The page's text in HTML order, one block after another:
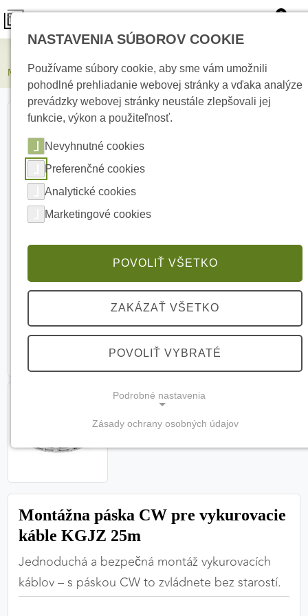
0
Montážna páska CW pre vykurovacie káble KGJZ 25m
Montážna páska CW pre vykurovacie
káble KGJZ 25m
Jednoduchá a bezpečná montáž vykurovacích
káblov – s páskou CW to zvládnete bez starostí.
NASTAVENIA SÚBOROV COOKIE
Používame súbory cookie, aby sme vám umožnili
pohodlné prehliadanie webovej stránky a vďaka analýze
prevádzky webovej stránky neustále zlepšovali jej
funkcie, výkon a použiteľnosť.
Nevyhnutné cookies
Preferenčné cookies
Analytické cookies
Marketingové cookies
POVOLIŤ VŠETKO
ZAKÁZAŤ VŠETKO
POVOLIŤ VYBRATÉ
Podrobné nastavenia
(vždy aktívne, nemožno vypnúť)
Tieto cookies sú potrebné na správne fungovanie
zabezpečiť jej plnú funkčnosť.
Zásady ochrany osobných údajov